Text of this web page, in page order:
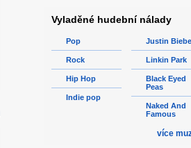
Vyladěné hudební nálady
Pop
Rock
Hip Hop
Indie pop
Justin
Linkin Park
Black Eyed
Peas
Naked And
Famous
více